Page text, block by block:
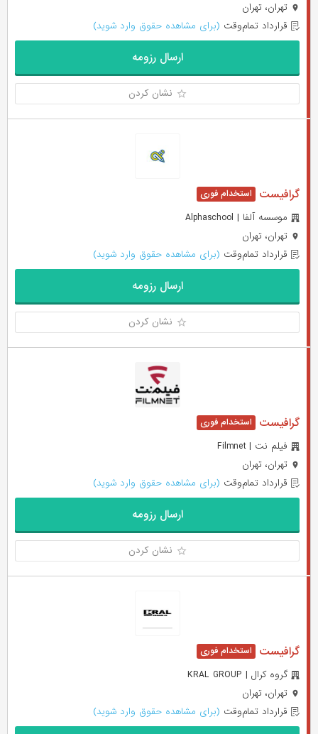
تهران، تهران
قرارداد تمام‌وقت (برای مشاهده حقوق وارد شوید)
ارسال رزومه
نشان کردن
گرافیست
موسسه آلفا | Alphaschool
تهران، تهران
قرارداد تمام‌وقت (برای مشاهده حقوق وارد شوید)
ارسال رزومه
نشان کردن
گرافیست
فیلم نت | Filmnet
تهران، تهران
قرارداد تمام‌وقت (برای مشاهده حقوق وارد شوید)
ارسال رزومه
نشان کردن
گرافیست
گروه کرال | KRAL GROUP
تهران، تهران
قرارداد تمام‌وقت (برای مشاهده حقوق وارد شوید)